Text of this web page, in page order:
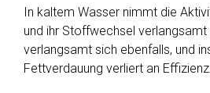
In kaltem Wasser nimmt die
und ihr Stoffwechsel verlangsamt
verlangsamt sich ebenfalls, und
Fettverdauung verliert an